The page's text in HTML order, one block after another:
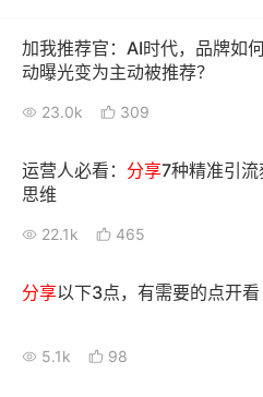
有赞成功案例 新
面对面聊增长
有赞春季发布会 实
新零售大会
AllValue 战
增长产品指南
加我推荐官：AI时代，品牌如
动曝光变为主动被推荐？
23.0k 309
运营人必看： 分享7种精准引流
思维
22.1k 465
分享以下3点，有需要的点开看
5.1k 98